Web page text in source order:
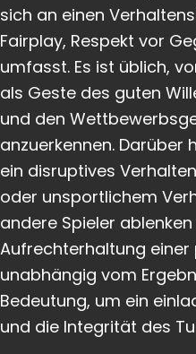
sich an einen
Fairplay, Respekt vor
umfasst. Es ist üblich,
als Geste des guten
und den
anzuerkennen. Darüber
ein disruptives
oder unsportlichem
andere Spieler
Aufrechterhaltung einer
unabhängig vom
Bedeutung, um ein
und die Integrität des